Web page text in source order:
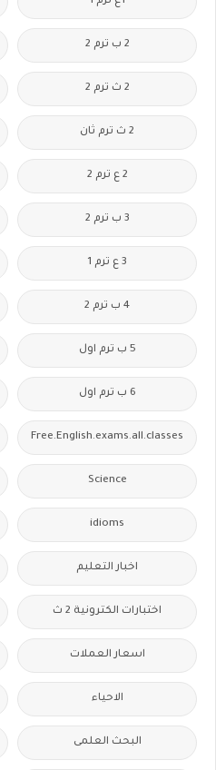
2 ب ترم 2
2 ث ترم 2
2 ث ترم ثان
2 ع ترم 2
3 ب ترم 2
3 ع ترم 1
4 ب ترم 2
5 ب ترم اول
6 ب ترم اول
Free.English.exams.all.classes
Science
idioms
اخبار التعليم
اختبارات الكترونية 2 ث
اسعار العملات
الاحياء
البحث العلمى